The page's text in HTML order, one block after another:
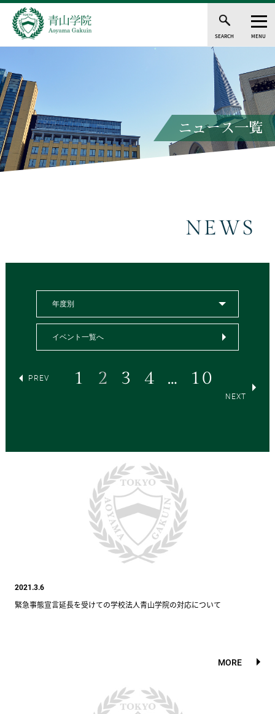
SEARCH MENU
ニュース一覧
NEWS
年度別
イベント一覧へ
PREV 1 2 3 4 … 10
NEXT
2021.3.6
緊急事態宣言延長を受けての学校法人青山学院の対応について
MORE